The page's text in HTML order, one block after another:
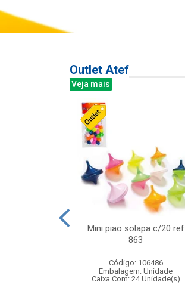
Outlet Atef
Veja mais
Mini piao solapa c/20 ref
863
Código: 106486
Embalagem: Unidade
Caixa Com: 24 Unidade(s)